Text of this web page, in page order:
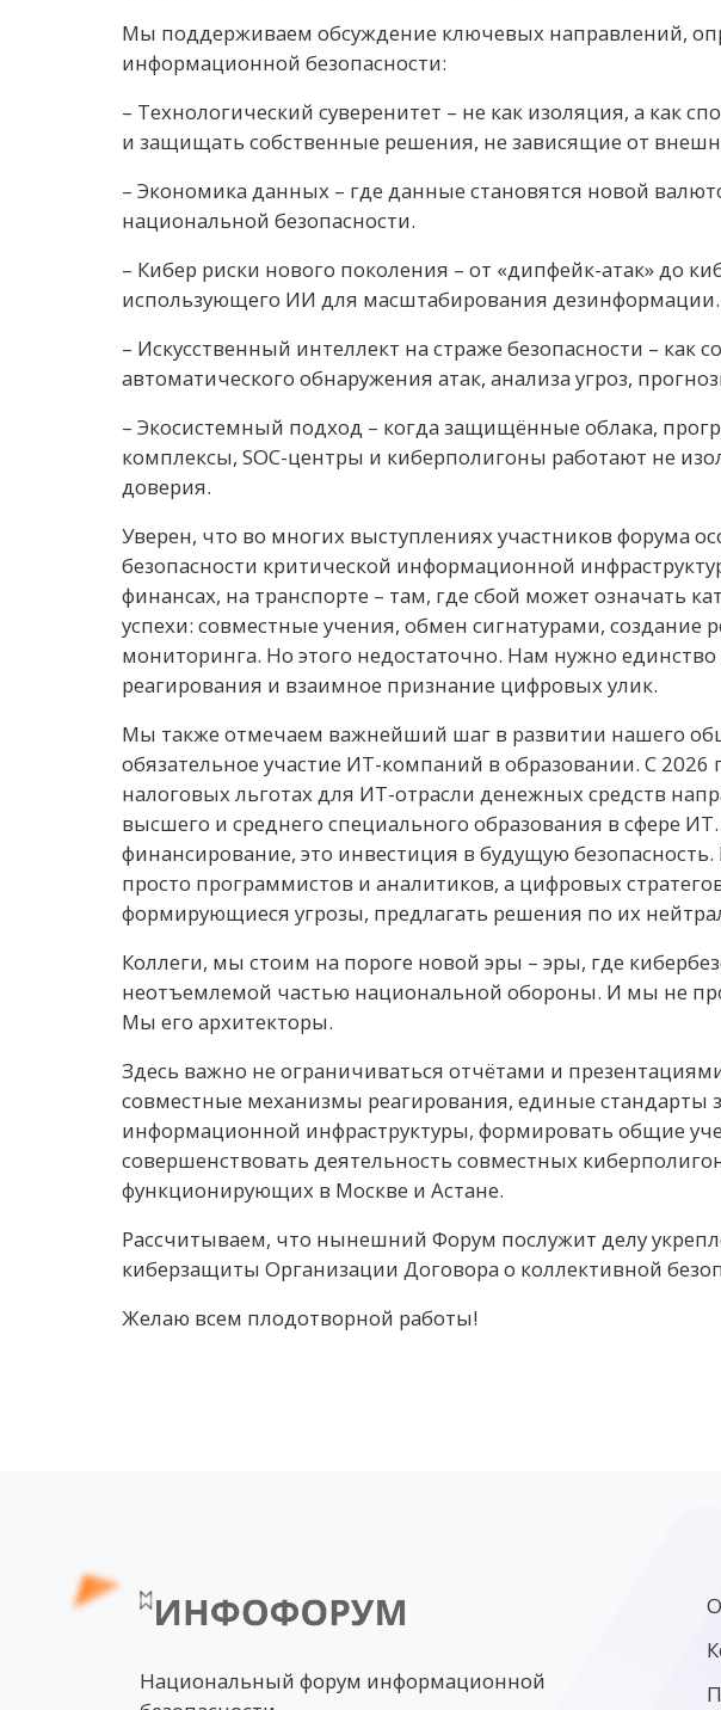
Мы поддерживаем обсуждение ключевых направлений,
информационной безопасности:
– Технологический суверенитет – не как изоляция, а как
и защищать собственные решения, не зависящие от
– Экономика данных – где данные становятся новой
национальной безопасности.
– Кибер риски нового поколения – от «дипфейк-атак» до
использующего ИИ для масштабирования дезинформации.
– Искусственный интеллект на страже безопасности –
автоматического обнаружения атак, анализа угроз,
– Экосистемный подход – когда защищённые облака,
комплексы, SOC-центры и киберполигоны работают не
доверия.
Уверен, что во многих выступлениях участников форума
безопасности критической информационной
финансах, на транспорте – там, где сбой может означать
успехи: совместные учения, обмен сигнатурами, создание
мониторинга. Но этого недостаточно. Нам нужно
реагирования и взаимное признание цифровых улик.
Мы также отмечаем важнейший шаг в развитии нашего
обязательное участие ИТ-компаний в образовании. С 2026
налоговых льготах для ИТ-отрасли денежных средств
высшего и среднего специального образования в сфере
финансирование, это инвестиция в будущую
просто программистов и аналитиков, а цифровых
формирующиеся угрозы, предлагать решения по их
Коллеги, мы стоим на пороге новой эры – эры, где
неотъемлемой частью национальной обороны. И мы не
Мы его архитекторы.
Здесь важно не ограничиваться отчётами и
совместные механизмы реагирования, единые стандарты
информационной инфраструктуры, формировать общие
совершенствовать деятельность совместных
функционирующих в Москве и Астане.
Рассчитываем, что нынешний Форум послужит делу
киберзащиты Организации Договора о коллективной
Желаю всем плодотворной работы!
Национальный форум информационной